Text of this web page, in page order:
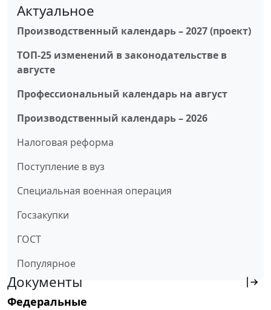
Актуальное
Производственный календарь – 2027 (проект)
ТОП-25 изменений в законодательстве в
августе
Профессиональный календарь на август
Производственный календарь – 2026
Налоговая реформа
Поступление в вуз
Специальная военная операция
Госзакупки
ГОСТ
Популярное
Документы
Федеральные